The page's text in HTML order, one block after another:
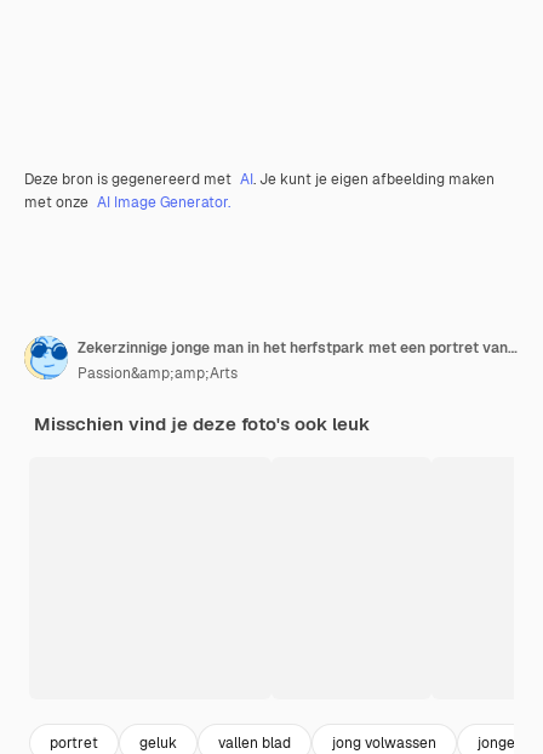
Deze bron is gegenereerd met AI. Je kunt je eigen afbeelding maken
met onze AI Image Generator.
Zekerzinnige jonge man in het herfstpark met een portret van een glimlachende man met gekruiste armen
Passion&amp;amp;Arts
Misschien vind je deze foto's ook leuk
portret geluk vallen blad jong volwassen